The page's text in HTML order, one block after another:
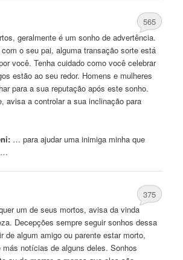
565
geralmente é um sonho de advertência.
o seu pai, alguma transação sorte está
você. Tenha cuidado como você celebrar
estão ao seu redor. Homens e mulheres
para a sua reputação após este sonho.
avisa a controlar a sua inclinação para
… para ajudar umainimiga minha que
…
375
um de seus mortos, avisa da vinda
Decepções sempre seguir sonhos dessa
de algum amigo ou parente estar morto,
notícias de alguns deles. Sonhos